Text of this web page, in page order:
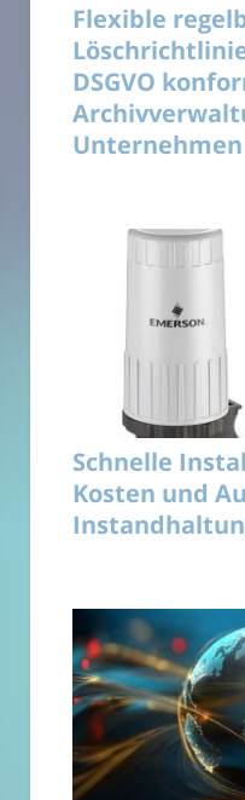
Flexible
DSGVO
Unternehmen
Schnelle
Kosten und